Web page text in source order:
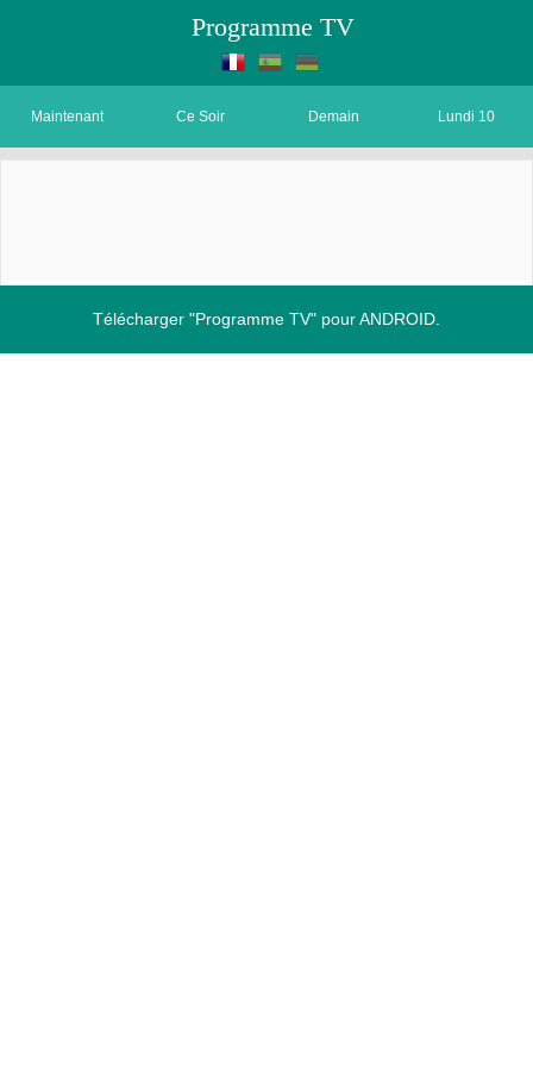
Programme TV
Maintenant Ce Soir Demain Lundi 10
Télécharger "Programme TV" pour ANDROID.